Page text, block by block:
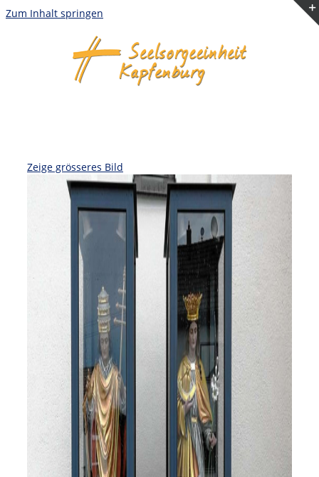
Zum Inhalt springen
Zeige grösseres Bild